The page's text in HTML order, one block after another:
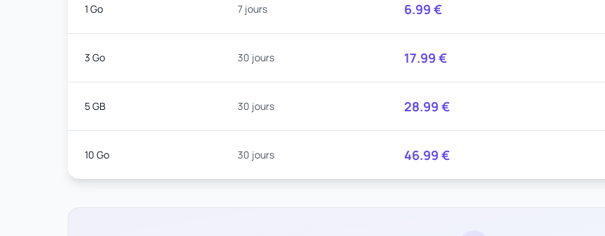
1 Go 7 jours 6.99 €
3 Go 30 jours 17.99 €
5 GB 30 jours 28.99 €
10 Go 30 jours 46.99 €